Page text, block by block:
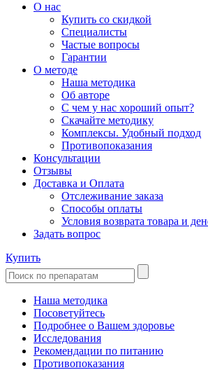
О нас
Купить со скидкой
Специалисты
Частые вопросы
Гарантии
О методе
Наша методика
Об авторе
С чем у нас хороший опыт?
Скачайте методику
Комплексы. Удобный подход
Противопоказания
Консультации
Отзывы
Доставка и Оплата
Отслеживание заказа
Способы оплаты
Условия возврата товара и
Задать вопрос
Купить
Наша методика
Посоветуйтесь
Подробнее о Вашем здоровье
Исследования
Рекомендации по питанию
Противопоказания